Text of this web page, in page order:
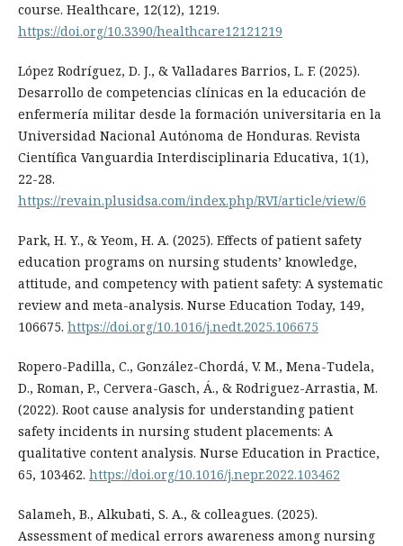
course. Healthcare, 12(12), 1219.
https://doi.org/10.3390/healthcare12121219
López Rodríguez, D. J., & Valladares Barrios, L. F. (2025).
Desarrollo de competencias clínicas en la educación de
enfermería militar desde la formación universitaria en la
Universidad Nacional Autónoma de Honduras. Revista
Científica Vanguardia Interdisciplinaria Educativa, 1(1),
22-28.
https://revain.plusidsa.com/index.php/RVI/article/view/6
Park, H. Y., & Yeom, H. A. (2025). Effects of patient safety
education programs on nursing students’ knowledge,
attitude, and competency with patient safety: A systematic
review and meta-analysis. Nurse Education Today, 149,
106675. https://doi.org/10.1016/j.nedt.2025.106675
Ropero-Padilla, C., González-Chordá, V. M., Mena-Tudela,
D., Roman, P., Cervera-Gasch, Á., & Rodriguez-Arrastia, M.
(2022). Root cause analysis for understanding patient
safety incidents in nursing student placements: A
qualitative content analysis. Nurse Education in Practice,
65, 103462. https://doi.org/10.1016/j.nepr.2022.103462
Salameh, B., Alkubati, S. A., & colleagues. (2025).
Assessment of medical errors awareness among nursing